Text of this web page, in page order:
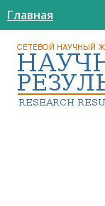
Главная